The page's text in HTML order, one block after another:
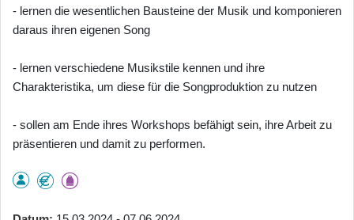
- lernen die wesentlichen Bausteine der Musik und komponieren
daraus ihren eigenen Song
- lernen verschiedene Musikstile kennen und ihre
Charakteristika, um diese für die Songproduktion zu nutzen
- sollen am Ende ihres Workshops befähigt sein, ihre Arbeit zu
präsentieren und damit zu performen.